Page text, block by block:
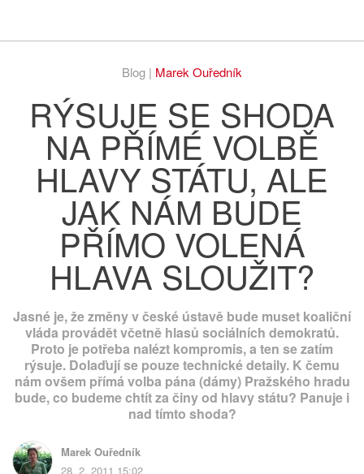
Blog | Marek Ouředník
RÝSUJE SE SHODA
NA PŘÍMÉ VOLBĚ
HLAVY STÁTU, ALE
JAK NÁM BUDE
PŘÍMO VOLENÁ
HLAVA SLOUŽIT?
Jasné je, že změny v české ústavě bude muset koaliční
vláda provádět včetně hlasů sociálních demokratů.
Proto je potřeba nalézt kompromis, a ten se zatím
rýsuje. Dolaďují se pouze technické detaily. K čemu
nám ovšem přímá volba pána (dámy) Pražského hradu
bude, co budeme chtít za činy od hlavy státu? Panuje i
nad tímto shoda?
Marek Ouředník
28. 2. 2011 15:02